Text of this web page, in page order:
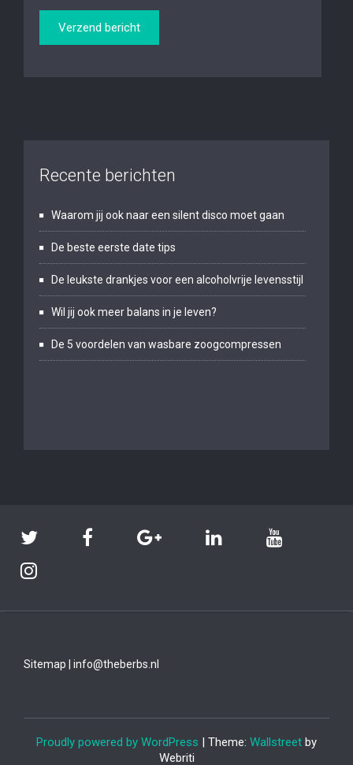
Recente berichten
Waarom jij ook naar een silent disco moet gaan
De beste eerste date tips
De leukste drankjes voor een alcoholvrije levensstijl
Wil jij ook meer balans in je leven?
De 5 voordelen van wasbare zoogcompressen
Sitemap info@theberbs.nl
Proudly powered by WordPress | Theme: Wallstreet by
Webriti